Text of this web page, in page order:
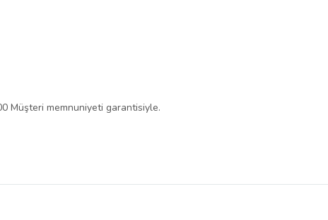
Müşteri memnuniyeti garantisiyle.